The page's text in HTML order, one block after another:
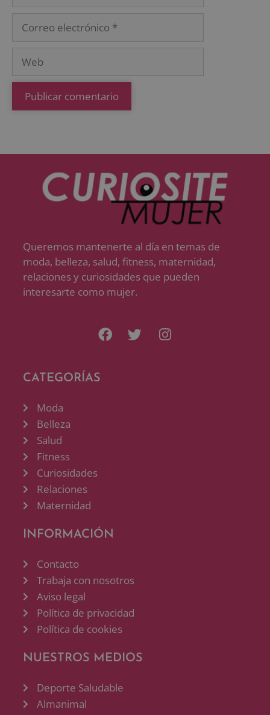
Queremos mantenerte al día en temas de
moda, belleza, salud, fitness, maternidad,
relaciones y curiosidades que pueden
interesarte como mujer.
CATEGORÍAS
Moda
Belleza
Salud
Fitness
Curiosidades
Relaciones
Maternidad
INFORMACIÓN
Contacto
Trabaja con nosotros
Aviso legal
Política de privacidad
Política de cookies
NUESTROS MEDIOS
Deporte Saludable
Almanimal